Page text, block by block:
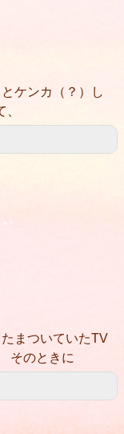
ケンカ（？）し
まついていたTV
そのときに